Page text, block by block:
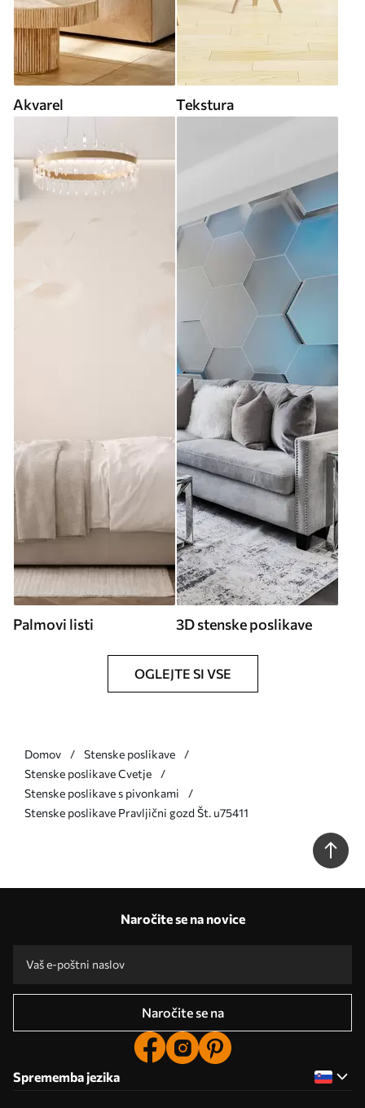
Akvarel Tekstura
Palmovi listi 3D stenske poslikave
OGLEJTE SI VSE
Domov
Stenske poslikave
Stenske poslikave Cvetje
Stenske poslikave s pivonkami
Stenske poslikave Pravljični gozd Št. u75411
Naročite se na novice
Naročite se na
Sprememba jezika